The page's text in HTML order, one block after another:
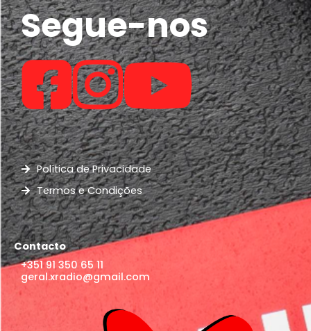
Segue-nos
Política de Privacidade
Termos e Condições
Contacto
+351 91 350 65 11
geral.xradio@gmail.com